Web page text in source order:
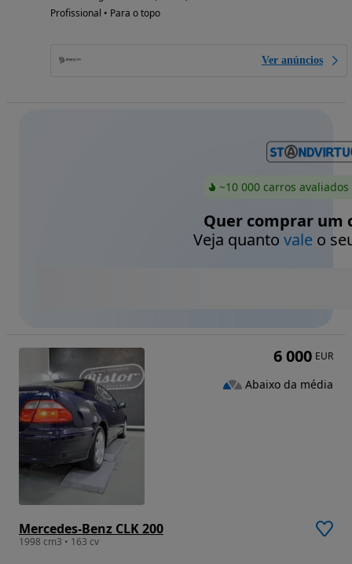
Profissional • Para o topo
Ver anúncios
~10 000 carros
Quer comprar um
Veja quanto valeo
Mercedes-Benz CLK 200
1998 cm3 • 163 cv
6 000 EUR
Abaixo da média